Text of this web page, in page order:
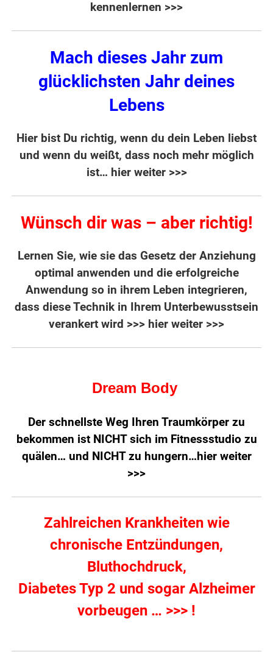
kennenlernen >>>
Mach dieses Jahr zum
glücklichsten Jahr deines
Lebens
Hier bist Du richtig, wenn du dein Leben liebst
und wenn du weißt, dass noch mehr möglich
ist… hier weiter >>>
Wünsch dir was – aber richtig!
Lernen Sie, wie sie das Gesetz der Anziehung
optimal anwenden und die erfolgreiche
Anwendung so in ihrem Leben integrieren,
dass diese Technik in Ihrem Unterbewusstsein
verankert wird >>> hier weiter >>>
Dream Body
Der schnellste Weg Ihren Traumkörper zu
bekommen ist NICHT sich im Fitnessstudio zu
quälen… und NICHT zu hungern…hier weiter
>>>
Zahlreichen Krankheiten wie
chronische Entzündungen,
Bluthochdruck,
Diabetes Typ 2 und sogar Alzheimer
vorbeugen … >>> !